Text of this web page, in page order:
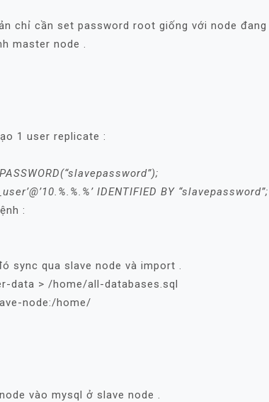
chỉ cần set password root giống với node
master node .
1 user replicate :
IDENTIFIED BY “slavepassword”;
:
sync qua slave node và import .
data > /home/all-databases.sql
node:/home/
vào mysql ở slave node .